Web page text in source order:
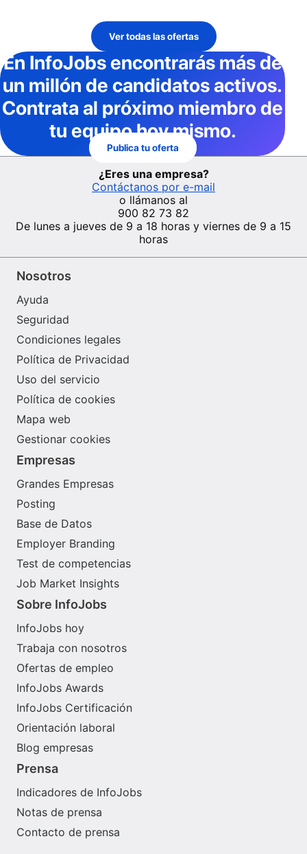
Ver todas las ofertas
En InfoJobsencontrarás más de
un millón de candidatos activos.
Contrata al próximo miembro de
tu equipo hoy mismo.
Publica tu oferta
¿Eres una empresa?
Contáctanos por e-mail
o llámanos al
900 82 73 82
De lunes a jueves de 9 a 18 horas y viernes de 9 a 15
horas
Nosotros
Ayuda
Seguridad
Condiciones legales
Política de Privacidad
Uso del servicio
Política de cookies
Mapa web
Gestionar cookies
Empresas
Grandes Empresas
Posting
Base de Datos
Employer Branding
Test de competencias
Job Market Insights
Sobre InfoJobs
InfoJobs hoy
Trabaja con nosotros
Ofertas de empleo
InfoJobs Awards
InfoJobs Certificación
Orientación laboral
Blog empresas
Prensa
Indicadores de InfoJobs
Notas de prensa
Contacto de prensa